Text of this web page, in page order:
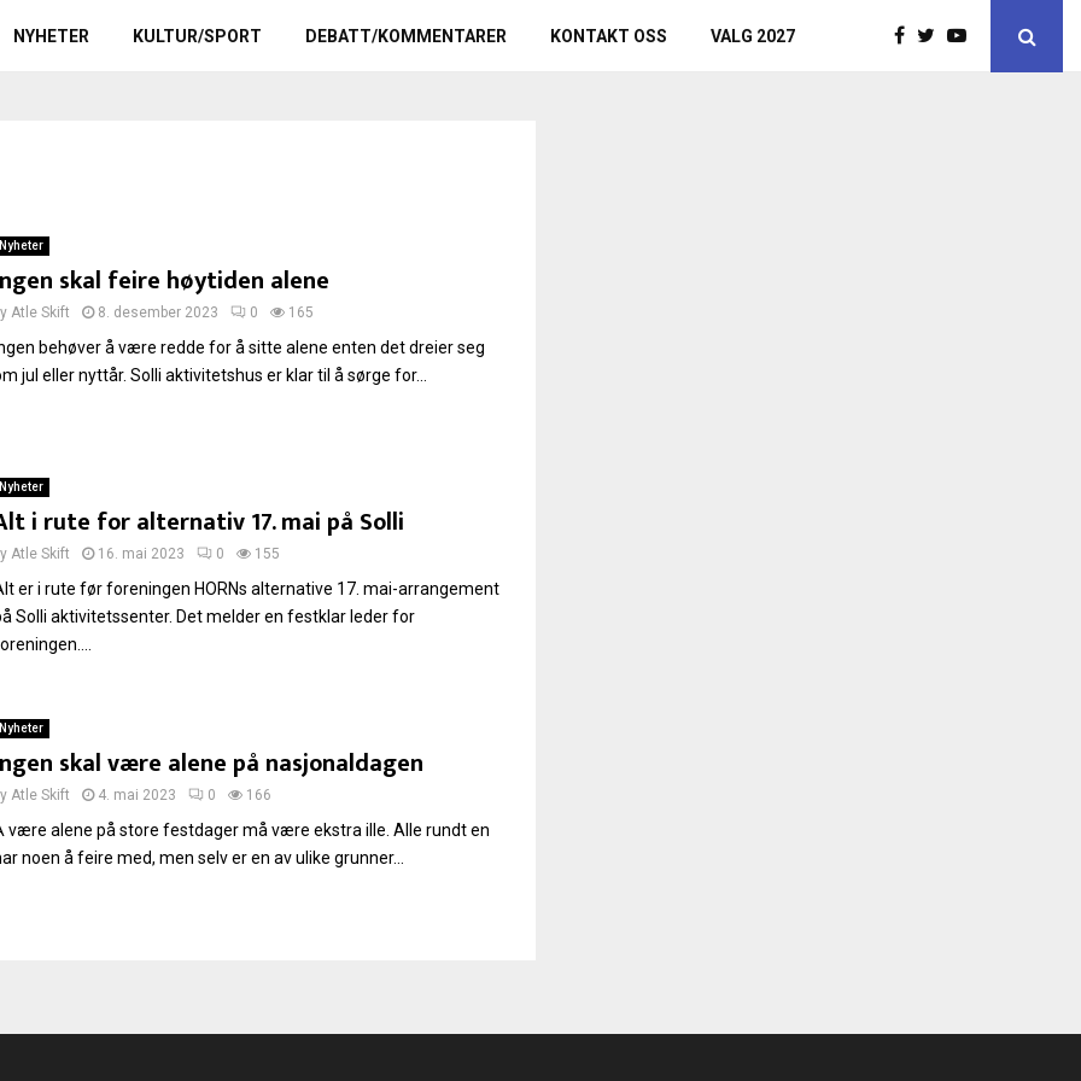
NYHETER KULTUR/SPORT DEBATT/KOMMENTARER KONTAKT OSS VALG 2027
Nyheter
skal feire høytiden alene
Atle Skift 8. desember 2023 0 165
behøver å være redde for å sitte alene enten det dreier seg
jul eller nyttår. Solli aktivitetshus er klar til å sørge for...
Nyheter
i rute for alternativ 17. mai på Solli
Atle Skift 16. mai 2023 0 155
er i rute før foreningen HORNs alternative 17. mai-arrangement
Solli aktivitetssenter. Det melder en festklar leder for
Nyheter
skal være alene på nasjonaldagen
Atle Skift 4. mai 2023 0 166
være alene på store festdager må være ekstra ille. Alle rundt en
noen å feire med, men selv er en av ulike grunner...